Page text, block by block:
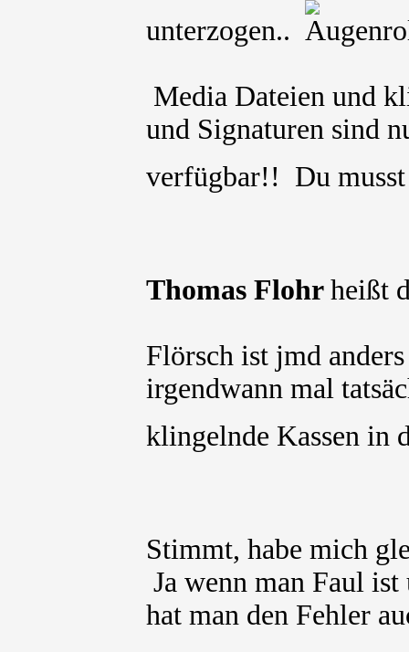
unterzogen..
Media Dateien und
und Signaturen sind
verfügbar!! Du
Thomas Flohr heißt
Flörsch ist jmd
irgendwann mal
klingelnde Kassen in
Stimmt, habe mich
Ja wenn man Faul
hat man den Fehler